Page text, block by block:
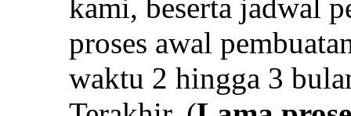
kami, beserta jadwal
proses awal
waktu 2 hingga 3